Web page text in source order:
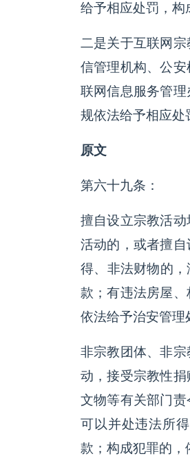
给予相应处罚，构
二是关于互联网
信管理机构、公
联网信息服务管
规依法给予相应处
原文
第六十九条：
擅自设立宗教活
活动的，或者擅
得、非法财物的
款；有违法房屋、
依法给予治安管理
非宗教团体、非
动，接受宗教性捐
文物等有关部门责
可以并处违法所
款；构成犯罪的，